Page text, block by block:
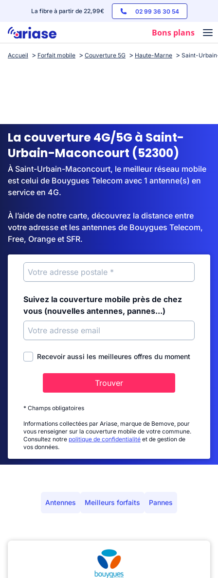
La fibre à partir de 22,99€ 02 99 36 30 54
Bons plans
Box internet
Streaming
Accueil Forfait mobile Couverture 5G Haute-Marne Saint-
La couverture 4G/5G à Saint-
Urbain-Maconcourt (52300)
À Saint-Urbain-Maconcourt, le meilleur réseau mobile
est celui de Bouygues Telecom avec 1 antenne(s) en
service en 4G.
À l’aide de notre carte, découvrez la distance entre
votre adresse et les antennes de Bouygues Telecom,
Free, Orange et SFR.
Suivez la couverture mobile près de chez
vous (nouvelles antennes, pannes...)
Recevoir aussi les meilleures offres du moment
Trouver
* Champs obligatoires
Informations collectées par Ariase, marque de Bemove, pour
vous renseigner sur la couverture mobile de votre commune.
Consultez notre politique de confidentialité et de gestion de
vos données.
Antennes Meilleurs forfaits Pannes